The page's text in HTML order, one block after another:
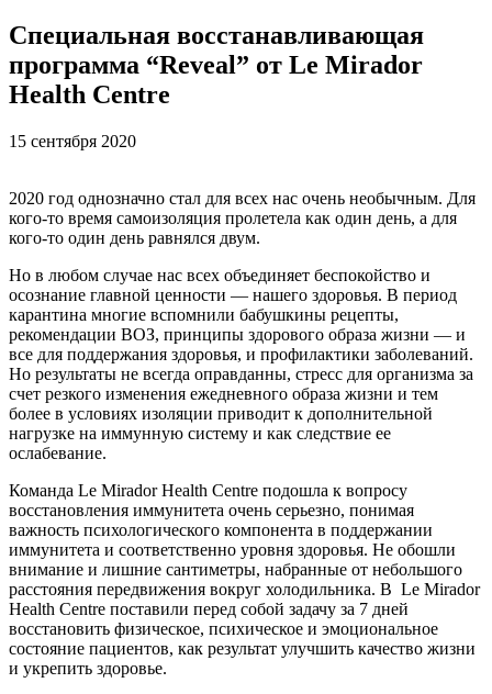
Специальная восстанавливающая
программа “Reveal” от Le Mirador
Health Centre
15 сентября 2020
2020 год однозначно стал для всех нас очень необычным. Для
кого-то время самоизоляция пролетела как один день, а для
кого-то один день равнялся двум.
Но в любом случае нас всех объединяет беспокойство и
осознание главной ценности — нашего здоровья. В период
карантина многие вспомнили бабушкины рецепты,
рекомендации ВОЗ, принципы здорового образа жизни — и
все для поддержания здоровья, и профилактики заболеваний.
Но результаты не всегда оправданны, стресс для организма за
счет резкого изменения ежедневного образа жизни и тем
более в условиях изоляции приводит к дополнительной
нагрузке на иммунную систему и как следствие ее
ослабевание.
Команда Le Mirador Health Centre подошла к вопросу
восстановления иммунитета очень серьезно, понимая
важность психологического компонента в поддержании
иммунитета и соответственно уровня здоровья. Не обошли
внимание и лишние сантиметры, набранные от небольшого
расстояния передвижения вокруг холодильника. В Le Mirador
Health Centre поставили перед собой задачу за 7 дней
восстановить физическое, психическое и эмоциональное
состояние пациентов, как результат улучшить качество жизни
и укрепить здоровье.